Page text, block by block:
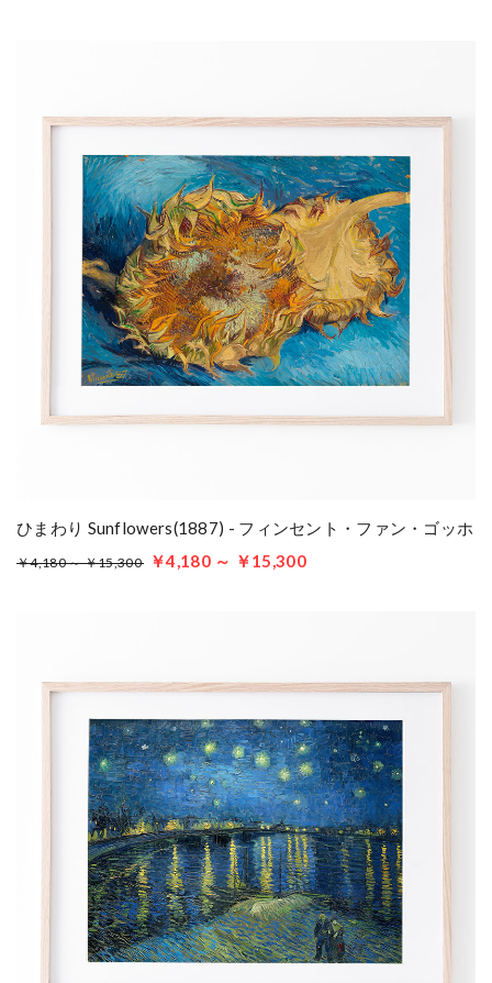
ひまわり Sunflowers(1887) - フィンセント・ファン・ゴッホ
￥4,180 ～ ￥15,300 ￥4,180 ～ ￥15,300